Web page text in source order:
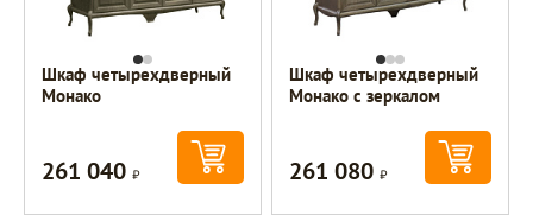
Шкаф четырехдверный
Монако
261 040Р
Шкаф четырехдверный
Монако с зеркалом
261 080Р